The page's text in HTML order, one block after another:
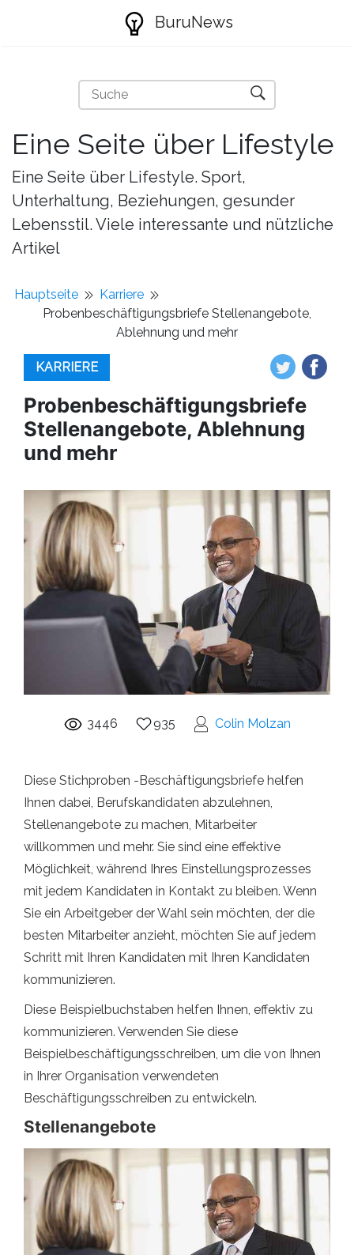
BuruNews
Eine Seite über Lifestyle
Eine Seite über Lifestyle. Sport,
Unterhaltung, Beziehungen, gesunder
Lebensstil. Viele interessante und nützliche
Artikel
Hauptseite
Karriere
Probenbeschäftigungsbriefe Stellenangebote,
Ablehnung und mehr
KARRIERE
Probenbeschäftigungsbriefe
Stellenangebote, Ablehnung
und mehr
3446 935 Colin Molzan
Diese Stichproben -Beschäftigungsbriefe helfen
Ihnen dabei, Berufskandidaten abzulehnen,
Stellenangebote zu machen, Mitarbeiter
willkommen und mehr. Sie sind eine effektive
Möglichkeit, während Ihres Einstellungsprozesses
mit jedem Kandidaten in Kontakt zu bleiben. Wenn
Sie ein Arbeitgeber der Wahl sein möchten, der die
besten Mitarbeiter anzieht, möchten Sie auf jedem
Schritt mit Ihren Kandidaten mit Ihren Kandidaten
kommunizieren.
Diese Beispielbuchstaben helfen Ihnen, effektiv zu
kommunizieren. Verwenden Sie diese
Beispielbeschäftigungsschreiben, um die von Ihnen
in Ihrer Organisation verwendeten
Beschäftigungsschreiben zu entwickeln.
Stellenangebote